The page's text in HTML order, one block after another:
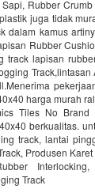
Rubber
juga tidak
dalam kamus
Rubber
track lapisan
harga murah
Tiles No Brand
berkualitas.
track, lantai
Produsen
Track